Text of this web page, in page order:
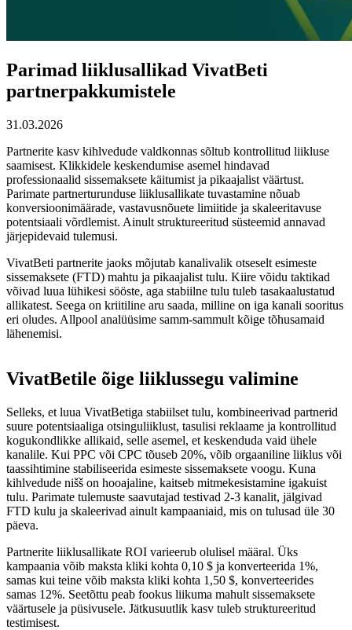
Parimad liiklusallikad VivatBeti
partnerpakkumistele
31.03.2026
Partnerite kasv kihlvedude valdkonnas sõltub kontrollitud liikluse
saamisest. Klikkidele keskendumise asemel hindavad
professionaalid sissemaksete käitumist ja pikaajalist väärtust.
Parimate partnerturunduse liiklusallikate tuvastamine nõuab
konversioonimäärade, vastavusnõuete limiitide ja skaleeritavuse
potentsiaali võrdlemist. Ainult struktureeritud süsteemid annavad
järjepidevaid tulemusi.
VivatBeti partnerite jaoks mõjutab kanalivalik otseselt esimeste
sissemaksete (FTD) mahtu ja pikaajalist tulu. Kiire võidu taktikad
võivad luua lühikesi sööste, aga stabiilne tulu tuleb tasakaalustatud
allikatest. Seega on kriitiline aru saada, milline on iga kanali sooritus
eri oludes. Allpool analüüsime samm-sammult kõige tõhusamaid
lähenemisi.
VivatBetile õige liiklussegu valimine
Selleks, et luua VivatBetiga stabiilset tulu, kombineerivad partnerid
suure potentsiaaliga otsinguliiklust, tasulisi reklaame ja kontrollitud
kogukondlikke allikaid, selle asemel, et keskenduda vaid ühele
kanalile. Kui PPC või CPC tõuseb 20%, võib orgaaniline liiklus või
taassihtimine stabiliseerida esimeste sissemaksete voogu. Kuna
kihlvedude nišš on hooajaline, kaitseb mitmekesistamine igakuist
tulu. Parimate tulemuste saavutajad testivad 2-3 kanalit, jälgivad
FTD kulu ja skaleerivad ainult kampaaniaid, mis on tulusad üle 30
päeva.
Partnerite liiklusallikate ROI varieerub olulisel määral. Üks
kampaania võib maksta kliki kohta 0,10 $ ja konverteerida 1%,
samas kui teine võib maksta kliki kohta 1,50 $, konverteerides
samas 12%. Seetõttu peab fookus liikuma mahult sissemaksete
väärtusele ja püsivusele. Jätkusuutlik kasv tuleb struktureeritud
testimisest.